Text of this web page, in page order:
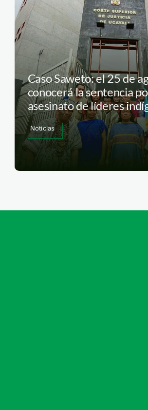
Caso Saweto: el 25 de
conocerá la sentencia
asesinato de líderes
Noticias